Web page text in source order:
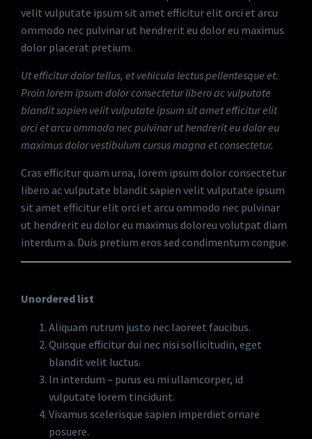
velit vulputate ipsum sit amet efficitur elit orci et arcu
ommodo nec pulvinar ut hendrerit eu dolor eu maximus
dolor placerat pretium.
Ut efficitur dolor tellus, et vehicula lectus pellentesque et.
Proin lorem ipsum dolor consectetur libero ac vulputate
blandit sapien velit vulputate ipsum sit amet efficitur elit
orci et arcu ommodo nec pulvinar ut hendrerit eu dolor eu
maximus dolor vestibulum cursus magna et consectetur.
Cras efficitur quam urna, lorem ipsum dolor consectetur
libero ac vulputate blandit sapien velit vulputate ipsum
sit amet efficitur elit orci et arcu ommodo nec pulvinar
ut hendrerit eu dolor eu maximus doloreu volutpat diam
interdum a. Duis pretium eros sed condimentum congue.
Unordered list
Aliquam rutrum justo nec laoreet faucibus.
Quisque efficitur dui nec nisi sollicitudin, eget
blandit velit luctus.
In interdum – purus eu mi ullamcorper, id
vulputate lorem tincidunt.
Vivamus scelerisque sapien imperdiet ornare
posuere.